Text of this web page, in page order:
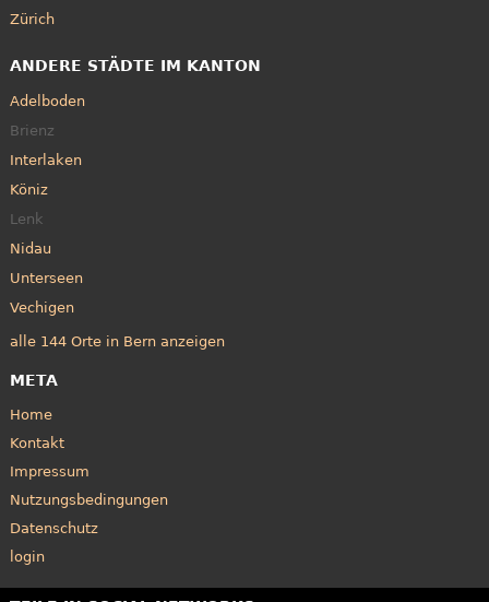
Zürich
ANDERE STÄDTE IM KANTON
Adelboden
Brienz
Interlaken
Köniz
Lenk
Nidau
Unterseen
Vechigen
alle 144 Orte in Bern anzeigen
META
Home
Kontakt
Impressum
Nutzungsbedingungen
Datenschutz
login